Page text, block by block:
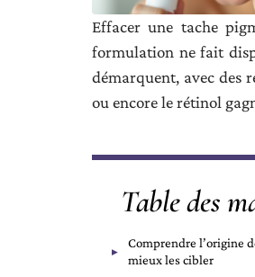
Effacer une tache
formulation ne fait
démarquent, avec des
ou encore le rétinol
Table des
Comprendre l’origine
mieux les cibler